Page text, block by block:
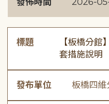
標題
【板橋分館
套措施說明
發布單位 板橋四維